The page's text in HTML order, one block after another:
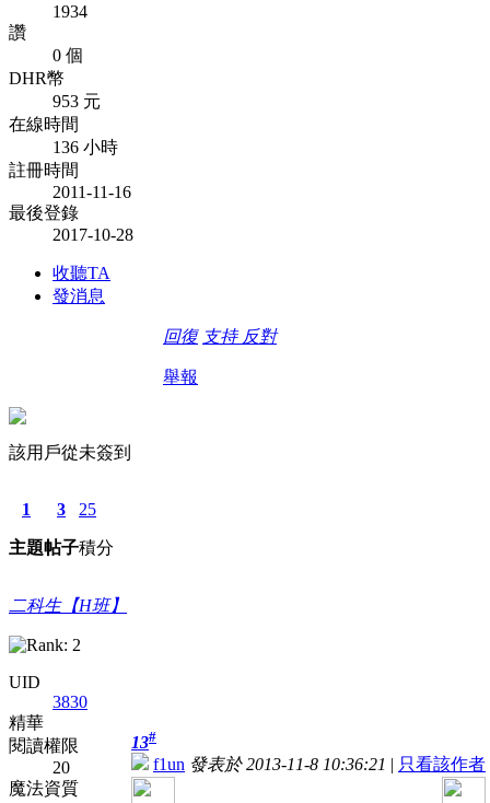
1934
讚
0 個
DHR幣
953 元
在線時間
136 小時
註冊時間
2011-11-16
最後登錄
2017-10-28
收聽TA
發消息
回復 支持 反對
舉報
該用戶從未簽到
1
主題
3
帖子
25
積分
二科生【H班】
UID
3830
精華
閱讀權限
20
魔法資質
13#
f1un 發表於 2013-11-8 10:36:21 | 只看該作者